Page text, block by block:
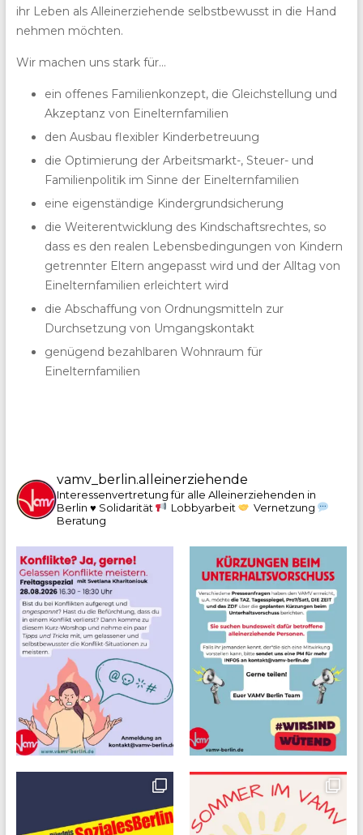
ihr Leben als Alleinerziehende selbstbewusst in die Hand
nehmen möchten.
Wir machen uns stark für…
ein offenes Familienkonzept, die Gleichstellung und
Akzeptanz von Einelternfamilien
den Ausbau flexibler Kinderbetreuung
die Optimierung der Arbeitsmarkt-, Steuer- und
Familienpolitik im Sinne der Einelternfamilien
eine eigenständige Kindergrundsicherung
die Weiterentwicklung des Kindschaftsrechtes, so
dass es den realen Lebensbedingungen von Kindern
getrennter Eltern angepasst wird und der Alltag von
Einelternfamilien erleichtert wird
die Abschaffung von Ordnungsmitteln zur
Durchsetzung von Umgangskontakt
genügend bezahlbaren Wohnraum für
Einelternfamilien
vamv_berlin.alleinerziehende
Interessenvertretung für alle Alleinerziehenden in
Berlin ♥️ Solidarität Lobbyarbeit
Vernetzung
Beratung